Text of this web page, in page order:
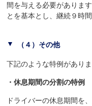
間を与える必要がありま
とを基本とし、継続９時
（４）その他
下記のような特例がありま
・休息期間の分割の特例
ドライバーの休息期間を